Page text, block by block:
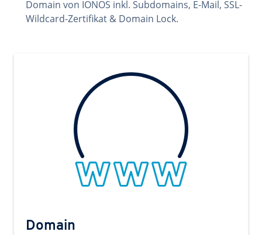
Domain von IONOS inkl. Subdomains, E-Mail, SSL-
Wildcard-Zertifikat & Domain Lock.
Domain